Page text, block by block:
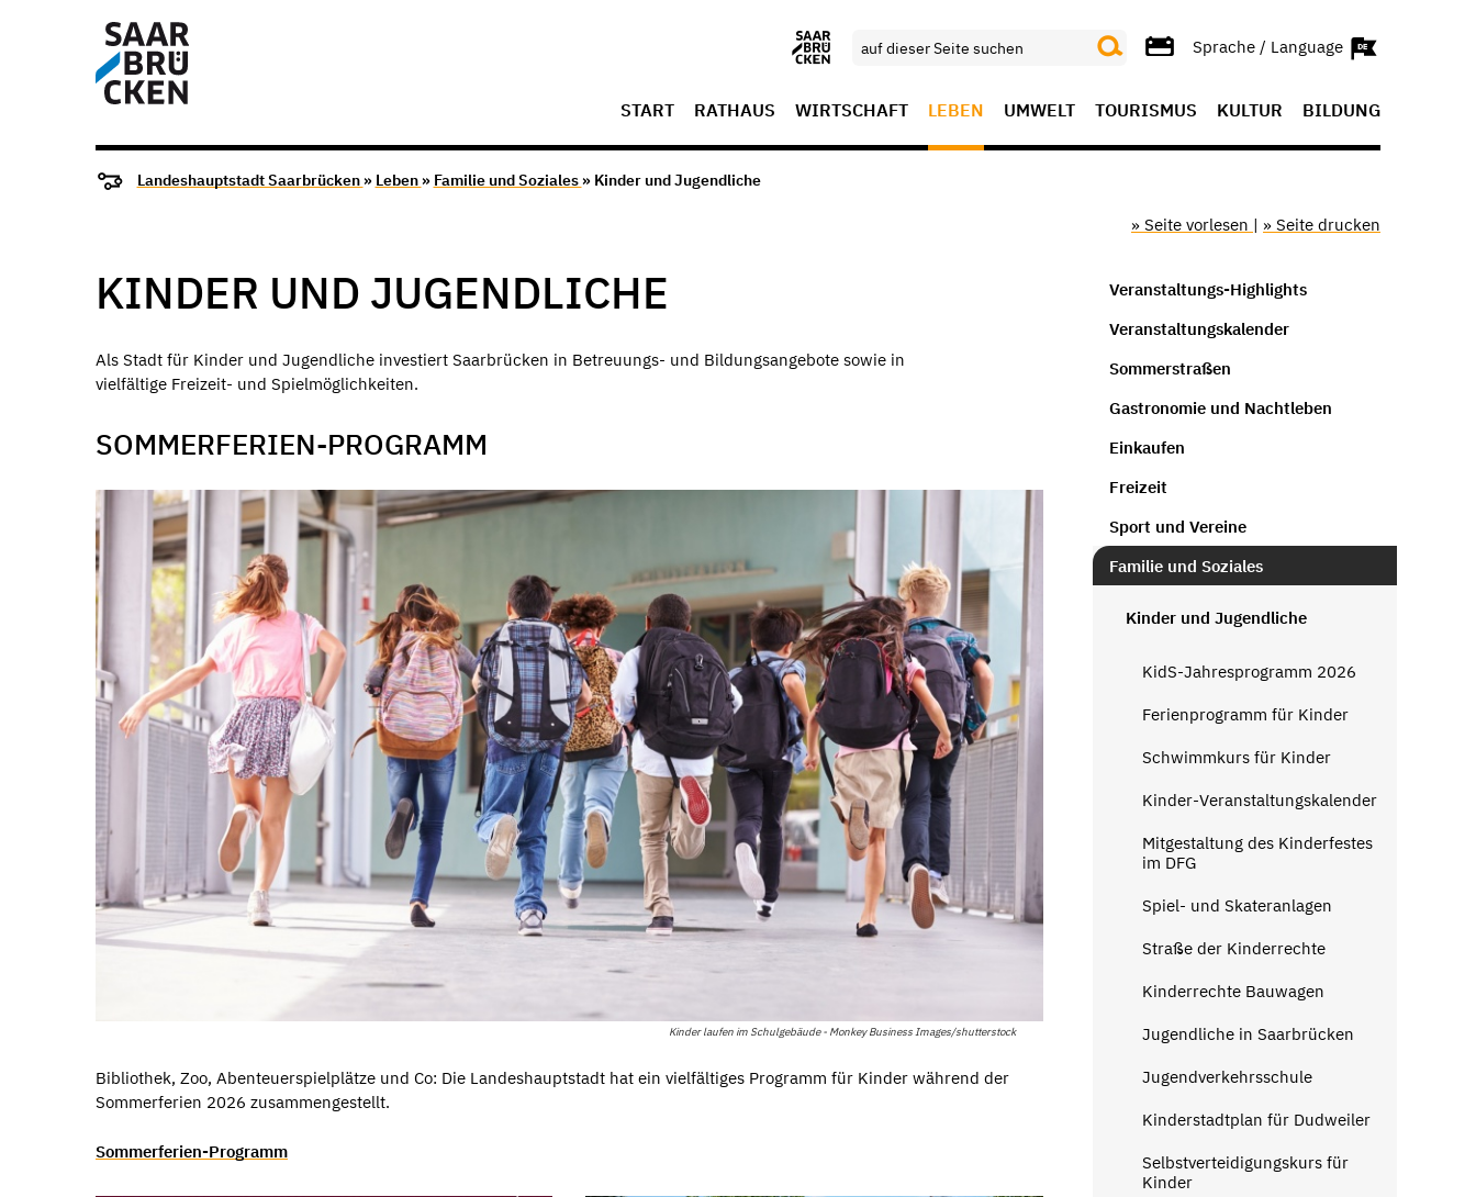
Sprache / Language
START RATHAUS WIRTSCHAFT LEBEN UMWELT TOURISMUS KULTUR BILDUNG
Landeshauptstadt Saarbrücken » Leben » Familie und Soziales » Kinder und Jugendliche
» Seite vorlesen | » Seite drucken
KINDER UND JUGENDLICHE
Als Stadt für Kinder und Jugendliche investiert Saarbrücken in Betreuungs- und Bildungsangebote sowie in
vielfältige Freizeit- und Spielmöglichkeiten.
SOMMERFERIEN-PROGRAMM
Kinder laufen im Schulgebäude - Monkey Business Images/shutterstock
Bibliothek, Zoo, Abenteuerspielplätze und Co: Die Landeshauptstadt hat ein vielfältiges Programm für Kinder während der
Sommerferien 2026 zusammengestellt.
Sommerferien-Programm
Veranstaltungs-Highlights
Veranstaltungskalender
Sommerstraßen
Gastronomie und Nachtleben
Einkaufen
Freizeit
Sport und Vereine
Familie und Soziales
Kinder und Jugendliche
KidS-Jahresprogramm 2026
Ferienprogramm für Kinder
Schwimmkurs für Kinder
Kinder-Veranstaltungskalender
Mitgestaltung des Kinderfestes
im DFG
Spiel- und Skateranlagen
Straße der Kinderrechte
Kinderrechte Bauwagen
Jugendliche in Saarbrücken
Jugendverkehrsschule
Kinderstadtplan für Dudweiler
Selbstverteidigungskurs für
Kinder